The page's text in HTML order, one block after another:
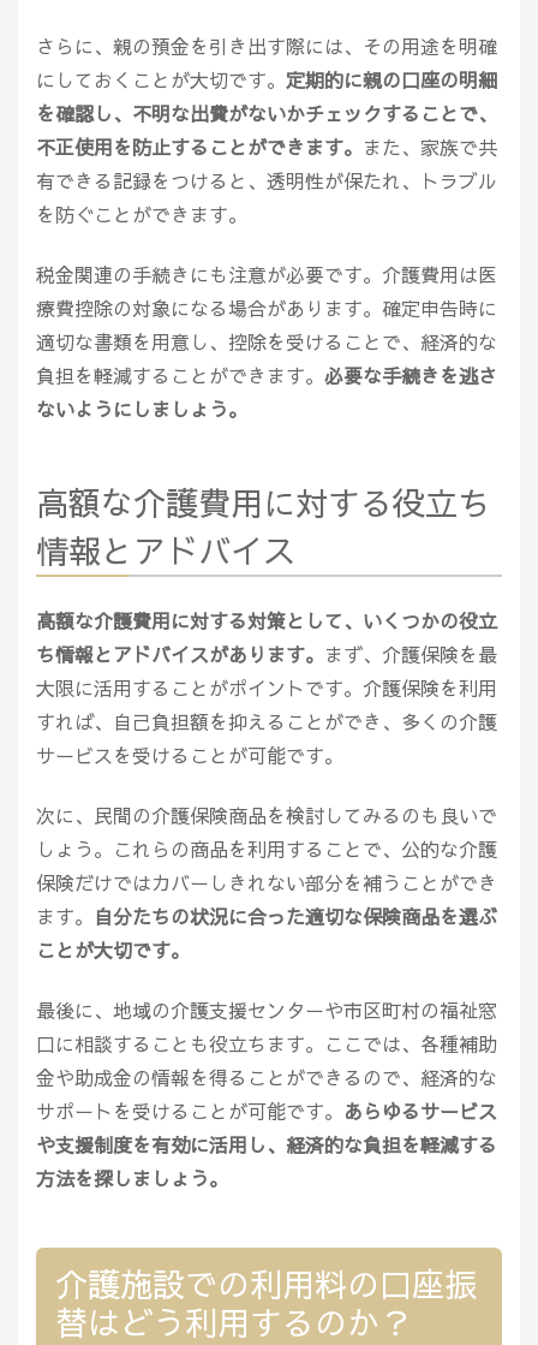
さらに、親の預金を引き出す際には、その用途を明確
にしておくことが大切です。 定期的に親の口座の明細
を確認し、不明な出費がないかチェックすることで、
不正使用を防止することができます。 また、家族で共
有できる記録をつけると、透明性が保たれ、トラブル
を防ぐことができます。
税金関連の手続きにも注意が必要です。介護費用は医
療費控除の対象になる場合があります。確定申告時に
適切な書類を用意し、控除を受けることで、経済的な
負担を軽減することができます。 必要な手続きを逃さ
ないようにしましょう。
高額な介護費用に対する役立ち
情報とアドバイス
高額な介護費用に対する対策として、いくつかの役立
ち情報とアドバイスがあります。 まず、介護保険を最
大限に活用することがポイントです。介護保険を利用
すれば、自己負担額を抑えることができ、多くの介護
サービスを受けることが可能です。
次に、民間の介護保険商品を検討してみるのも良いで
しょう。これらの商品を利用することで、公的な介護
保険だけではカバーしきれない部分を補うことができ
ます。 自分たちの状況に合った適切な保険商品を選ぶ
ことが大切です。
最後に、地域の介護支援センターや市区町村の福祉窓
口に相談することも役立ちます。ここでは、各種補助
金や助成金の情報を得ることができるので、経済的な
サポートを受けることが可能です。 あらゆるサービス
や支援制度を有効に活用し、経済的な負担を軽減する
方法を探しましょう。
介護施設での利用料の口座振
替はどう利用するのか？